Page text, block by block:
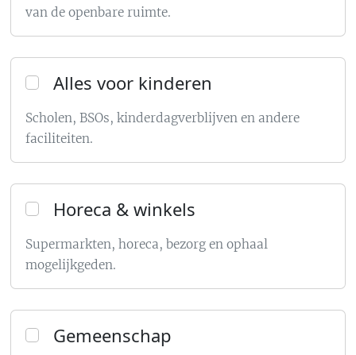
van de openbare ruimte.
Alles voor kinderen
Scholen, BSOs, kinderdagverblijven en andere
faciliteiten.
Horeca & winkels
Supermarkten, horeca, bezorg en ophaal
mogelijkgeden.
Gemeenschap